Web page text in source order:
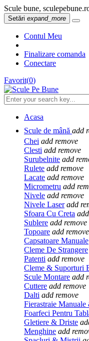
Scule bune,
Setări expand_more
Contul Meu
Finalizare comanda
Conectare
Favorit(0)
Acasa
Scule de mână add
Chei add remove
Clesti add remove
Surubelnite add
Rulete add remove
Lacate add remove
Micrometru add
Nivele add remove
Nivele Laser add
Sfoara Cu Creta add
Sublere add remove
Topoare add remove
Capsatoare Manuale
Cleme De Strangere
Patenti add remove
Cleme & Suporturi
Scule Montare add
Cuttere add remove
Dalti add remove
Fierastraie
Foarfeci Pentru
Gletiere & Driste
Menghine add